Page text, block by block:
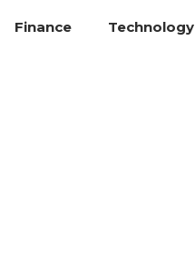
Finance Technology